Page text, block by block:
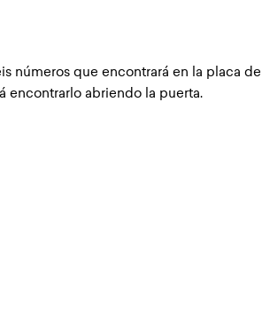
números que encontrará en la placa
encontrarlo abriendo la puerta.